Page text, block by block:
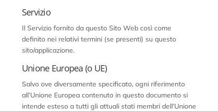
Servizio
Il Servizio fornito da questo Sito Web così come
definito nei relativi termini (se presenti) su questo
sito/applicazione.
Unione Europea (o UE)
Salvo ove diversamente specificato, ogni riferimento
all’Unione Europea contenuto in questo documento si
intende esteso a tutti gli attuali stati membri dell’Unione